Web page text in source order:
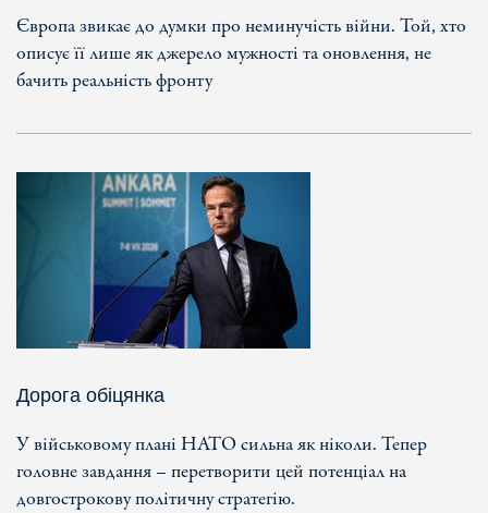
Європа звикає до думки про неминучість війни. Той, хто
описує її лише як джерело мужності та оновлення, не
бачить реальність фронту
Дорога обіцянка
У військовому плані НАТО сильна як ніколи. Тепер
головне завдання – перетворити цей потенціал на
довгострокову політичну стратегію.